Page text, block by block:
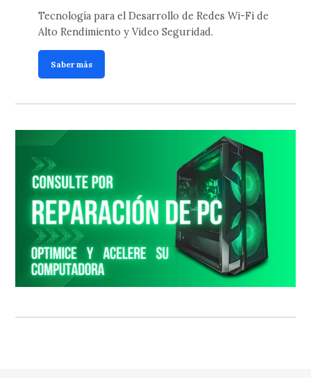
Tecnología para el Desarrollo de Redes Wi-Fi de
Alto Rendimiento y Video Seguridad.
Saber más